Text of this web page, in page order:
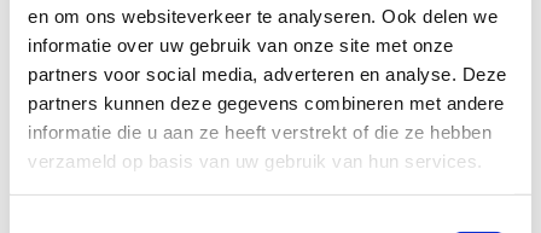
en om ons websiteverkeer te analyseren. Ook delen we
informatie over uw gebruik van onze site met onze
partners voor social media, adverteren en analyse. Deze
partners kunnen deze gegevens combineren met andere
informatie die u aan ze heeft verstrekt of die ze hebben
verzameld op basis van uw gebruik van hun services.
1762x1134x30 mm (pallet 36 stuks)
Makkelijk selecteren
Om productselectie zo eenvoudig mogelijk te maken,
hebben we ook voor deze nieuwe zonnepanelen pakketten
optimizers. Ook hebben we pakketten met
bevestigingsmaterialen voor diverse opstellingen. Zo heb
je met slechts een paar klikken alle componenten voor een